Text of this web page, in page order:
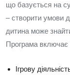
що базується на
– створити умови
дитина може
Програма включає
Ігрову